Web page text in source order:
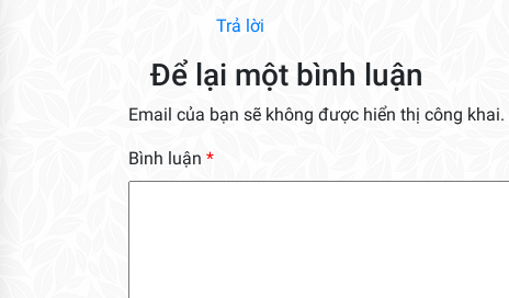
Trả lời
Để lại một bình luận
Email của bạn sẽ không được hiển thị công khai.
Bình luận *